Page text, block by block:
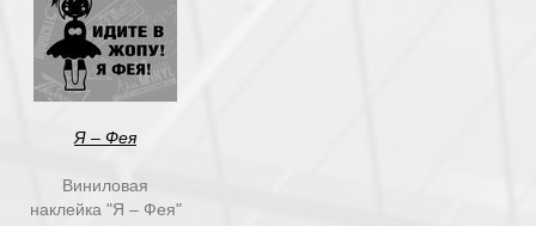
Я – Фея
Виниловая
наклейка "Я – Фея"